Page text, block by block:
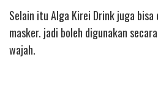
Selain itu Alga Kirei Drink juga bisa
masker. jadi boleh digunakan
wajah.